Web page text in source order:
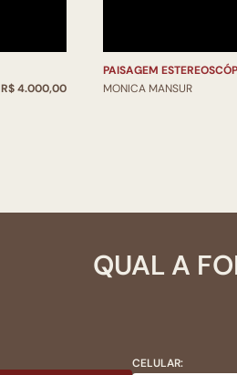
R$ 4.000,00
PAISAGEM
MONICA MANSUR
QUAL A
CELULAR: